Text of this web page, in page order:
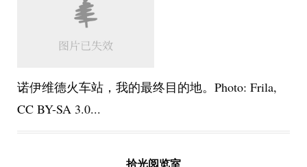
诺伊维德火车站，我的最终目的地。Photo: Frila,
CC BY-SA 3.0...
拾光阅览室